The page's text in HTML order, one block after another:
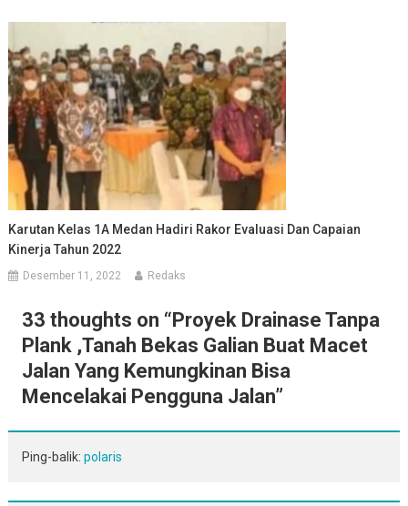
Karutan Kelas 1A Medan Hadiri Rakor Evaluasi Dan Capaian
Kinerja Tahun 2022
Desember 11, 2022 Redaks
33 thoughts on “Proyek Drainase Tanpa
Plank ,Tanah Bekas Galian Buat Macet
Jalan Yang Kemungkinan Bisa
Mencelakai Pengguna Jalan”
Ping-balik: polaris